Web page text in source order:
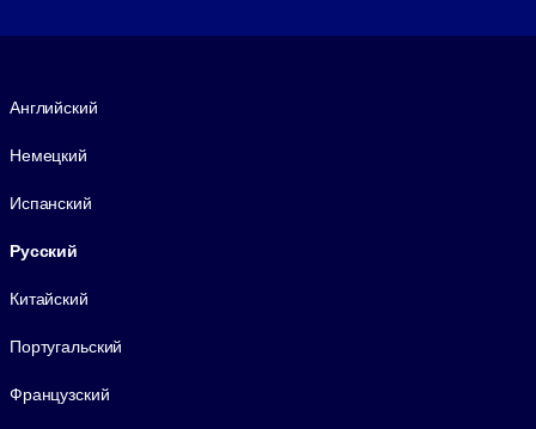
Английский
Немецкий
Испанский
Русский
Китайский
Португальский
Французский